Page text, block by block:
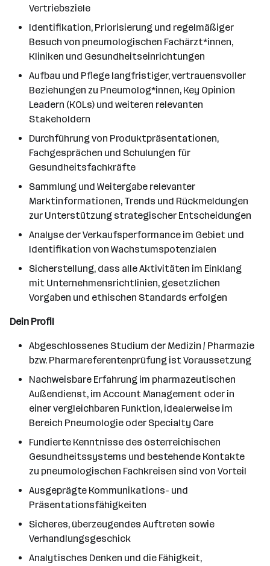
Vertriebsziele
Identifikation, Priorisierung und regelmäßiger
Besuch von pneumologischen Fachärzt*innen,
Kliniken und Gesundheitseinrichtungen
Aufbau und Pflege langfristiger, vertrauensvoller
Beziehungen zu Pneumolog*innen, Key Opinion
Leadern (KOLs) und weiteren relevanten
Stakeholdern
Durchführung von Produktpräsentationen,
Fachgesprächen und Schulungen für
Gesundheitsfachkräfte
Sammlung und Weitergabe relevanter
Marktinformationen, Trends und Rückmeldungen
zur Unterstützung strategischer Entscheidungen
Analyse der Verkaufsperformance im Gebiet und
Identifikation von Wachstumspotenzialen
Sicherstellung, dass alle Aktivitäten im Einklang
mit Unternehmensrichtlinien, gesetzlichen
Vorgaben und ethischen Standards erfolgen
Dein Profil
Abgeschlossenes Studium der Medizin / Pharmazie
bzw. Pharmareferentenprüfung ist Voraussetzung
Nachweisbare Erfahrung im pharmazeutischen
Außendienst, im Account Management oder in
einer vergleichbaren Funktion, idealerweise im
Bereich Pneumologie oder Specialty Care
Fundierte Kenntnisse des österreichischen
Gesundheitssystems und bestehende Kontakte
zu pneumologischen Fachkreisen sind von Vorteil
Ausgeprägte Kommunikations- und
Präsentationsfähigkeiten
Sicheres, überzeugendes Auftreten sowie
Verhandlungsgeschick
Analytisches Denken und die Fähigkeit,